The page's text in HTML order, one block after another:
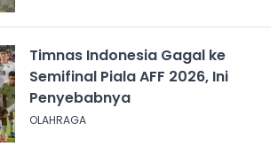
Timnas Indonesia Gagal ke
Semifinal Piala AFF 2026, Ini
Penyebabnya
OLAHRAGA